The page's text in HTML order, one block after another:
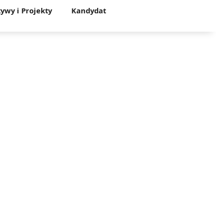
i Projekty Kandydat